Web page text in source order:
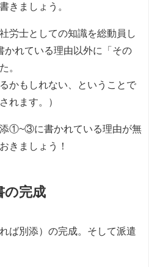
きましょう。
労士としての知識を総動員し
れている理由以外に「その
。
かもしれない、ということで
れます。）
添①~③に書かれている理由が無
きましょう！
の完成
ば別添）の完成。そして派遣